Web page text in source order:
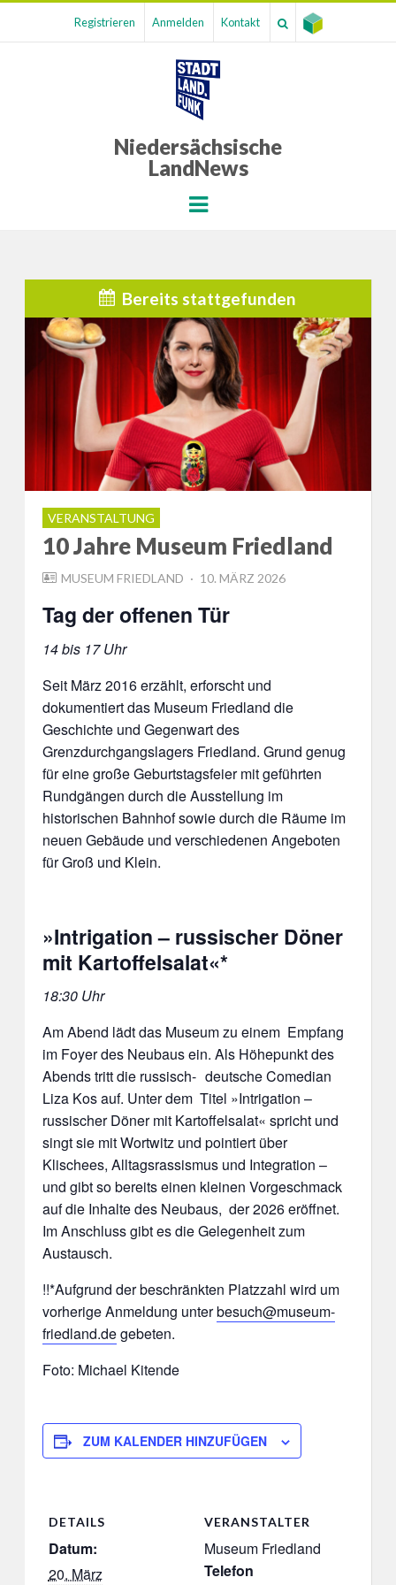
Registrieren Anmelden Kontakt
Niedersächsische
LandNews
Menu
Bereits stattgefunden
VERANSTALTUNG
10 Jahre Museum Friedland
MUSEUM FRIEDLAND
POSTED
10. MÄRZ 2026
Tag der offenen Tür
14 bis 17 Uhr
Seit März 2016 erzählt, erforscht und
dokumentiert das Museum Friedland die
Geschichte und Gegenwart des
Grenzdurchgangslagers Friedland. Grund genug
für eine große Geburtstagsfeier mit geführten
Rundgängen durch die Ausstellung im
historischen Bahnhof sowie durch die Räume im
neuen Gebäude und verschiedenen Angeboten
für Groß und Klein.
»Intrigation – russischer Döner
mit Kartoffelsalat«*
18:30 Uhr
Am Abend lädt das Museum zu einem Empfang
im Foyer des Neubaus ein. Als Höhepunkt des
Abends tritt die russisch- deutsche Comedian
Liza Kos auf. Unter dem Titel »Intrigation –
russischer Döner mit Kartoffelsalat« spricht und
singt sie mit Wortwitz und pointiert über
Klischees, Alltagsrassismus und Integration –
und gibt so bereits einen kleinen Vorgeschmack
auf die Inhalte des Neubaus, der 2026 eröffnet.
Im Anschluss gibt es die Gelegenheit zum
Austausch.
!!*Aufgrund der beschränkten Platzzahl wird um
vorherige Anmeldung unterbesuch@museum-
friedland.degebeten.
Foto: Michael Kitende
ZUM KALENDER HINZUFÜGEN
DETAILS
Datum:
20. März
VERANSTALTER
Museum Friedland
Telefon